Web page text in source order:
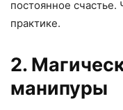
постоянное счастье.
практике.
2.
манипуры